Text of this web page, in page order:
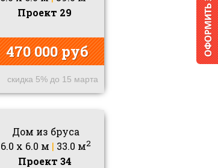
Проект 29
470 000 руб
скидка 5% до 15 марта
Дом из бруса
6.0 x 6.0 м | 33.0 м2
Проект 34